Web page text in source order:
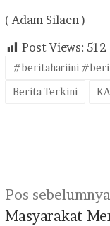
( Adam Silaen )
Post Views: 512
#beritahariini
Berita Terkini
Navigasi
pos
Pos sebelumnya
Masyarakat